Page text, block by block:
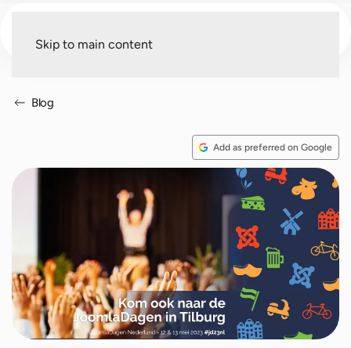
Skip to main content
Blog
Add as preferred on Google